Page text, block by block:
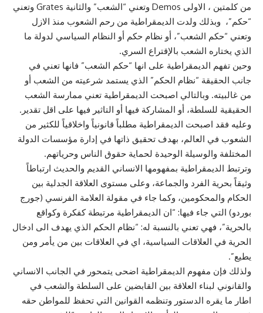
من كلمتين ، الاولى Demos وتعني “الشعب” والثانية Grates وتعني
“حكم”، وبذلك ولدت الديمقراطية من رحم الشعوب منذ الازل
وتعني “حكم الشعب”، أو نظام حكم أو النظام السياسي لدولة ما
الذي يختاره الشعب بالإقتراع السري.
وحين تفهم الديمقراطية على انها “حكم الشعب” فانها تعني في
جانب الحقيقة “نظام الحكم” الذي يستمد شرعيته من الشعب أو
من غالبيته. وبالتالي اصبحت الديمقراطية تعني ممارسة الشعب
الحقيقية للسلطة، أو المشاركة فيها أو التاثير فيها على اقل تقدير.
وعليه فقد اصبحت الديمقراطية مطلباً قانونياً واخلاقياً للكثير من
الشعوب في العالم، بهدف تحقيق ذاتها في إدارة مؤسسات الدولة
المختلفة والوسيلة الوحيدة لحماية حقوق الناس وحرياتهم.
وترتبط الديمقراطية بمفهومها الانساني القديم والحديث ارتباطاً
وثيقاً بحرية الفرد والجماعة، وعلى مستوى العلاقة الجدلية بين
الحكام والمحكومين، وكما جاء في مقولة العلامة الفرنسي (جورج
بوردو) التي جاء فيها: “ان الديمقراطية مرتبطة كفكرة وكواقع
بالحرية”، فهي تعني بالنسبة له: “نظام الحكم الذي يهدف الى ادخال
الحرية في العلاقات السياسية، اي في العلاقات بين من يأمر ومن
يطيع”.
ولذلك فإن مفهوم الديمقراطية اضحى يتمحور في الجانب الانساني
والقانوني لبناء العلاقة بين القابضين على السلطة والشعب في
اطار ما يقره الدستور وتنظمه القوانين التي تحفظ للمواطن حقه